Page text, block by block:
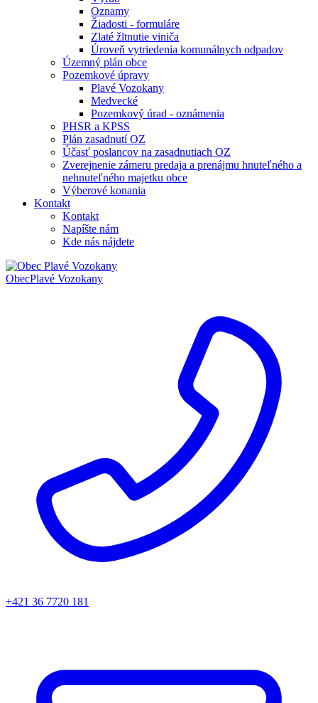
Oznamy
Žiadosti - formuláre
Zlaté žltnutie viniča
Úroveň vytriedenia komunálnych odpadov
Územný plán obce
Pozemkové úpravy
Plavé Vozokany
Medvecké
Pozemkový úrad - oznámenia
PHSR a KPSS
Plán zasadnutí OZ
Účasť poslancov na zasadnutiach OZ
Zverejnenie zámeru predaja a prenájmu hnuteľného a
nehnuteľného majetku obce
Výberové konania
Kontakt
Kontakt
Napíšte nám
Kde nás nájdete
ObecPlavé Vozokany
+421 36 7720 181